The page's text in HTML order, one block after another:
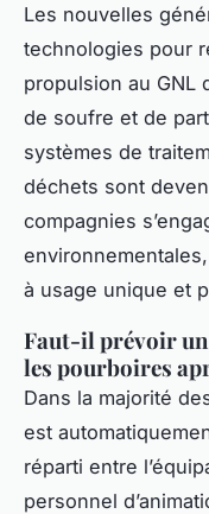
Les nouvelles
technologies pour
propulsion au GNL
de soufre et de
systèmes de
déchets sont
compagnies
à usage unique et
Faut-il prévoir
les pourboires
Dans la majorité
est
réparti entre
personnel